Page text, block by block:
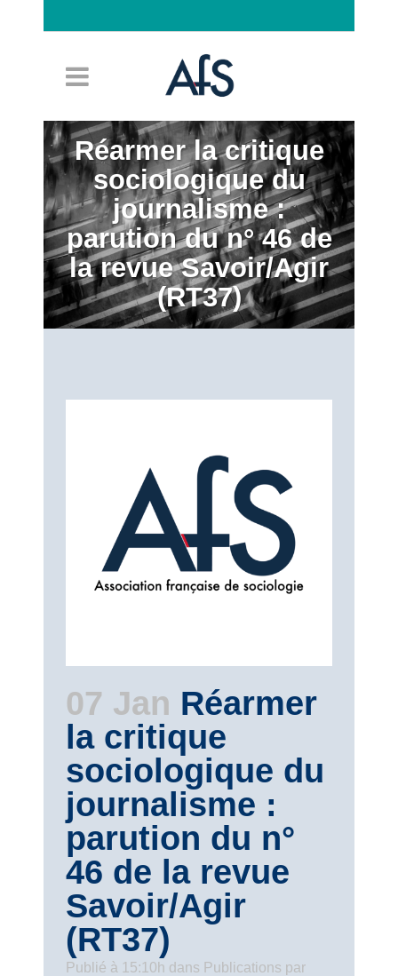
Réarmer la critique
sociologique du
journalisme :
parution du n° 46 de
la revue Savoir/Agir
(RT37)
07 Jan Réarmer
la critique
sociologique du
journalisme :
parution du n°
46 de la revue
Savoir/Agir
(RT37)
Publié à 15:10h dans Publications par